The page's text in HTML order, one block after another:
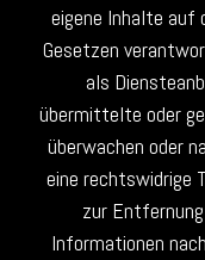
eigene Inhalte auf
Gesetzen
als
übermittelte oder
überwachen oder
eine rechtswidrige
zur
Informationen